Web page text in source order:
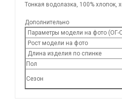
Тонкая водолазка, 100% хлопок,
Дополнительно
Параметры модели на фото (ОГ-
Рост модели на фото
Длина изделия по спинке
Пол
Сезон